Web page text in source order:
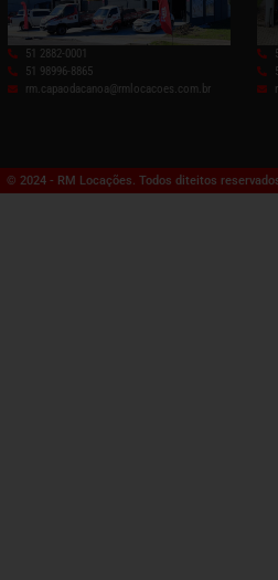
51 2882-0001
51 98996-8865
rm.capaodacanoa@rmlocacoes.com.br
© 2024 - RM Locações. Todos diteitos